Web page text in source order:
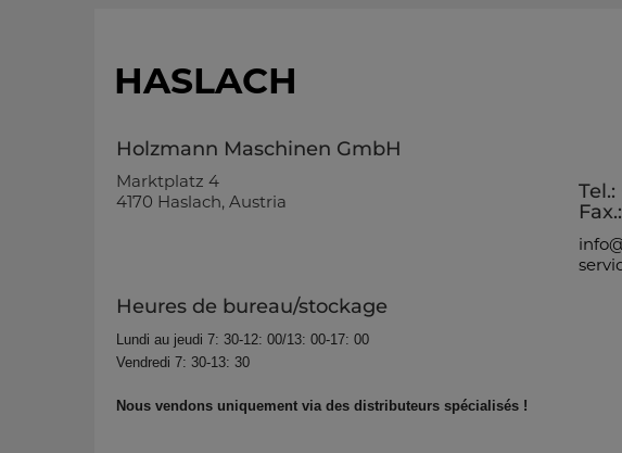
HASLACH
Holzmann Maschinen GmbH
Marktplatz 4
4170 Haslach, Austria
Heures de bureau/stockage
Lundi au jeudi 7: 30-12: 00/13: 00-17: 00
Vendredi 7: 30-13: 30
Nous vendons uniquement via des distributeurs spécialisés !